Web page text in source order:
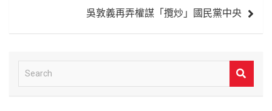
吳敦義再弄權謀「攬炒」國民黨中央
e